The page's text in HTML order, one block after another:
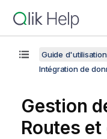
Guide
Intégration de
Gestion
Routes